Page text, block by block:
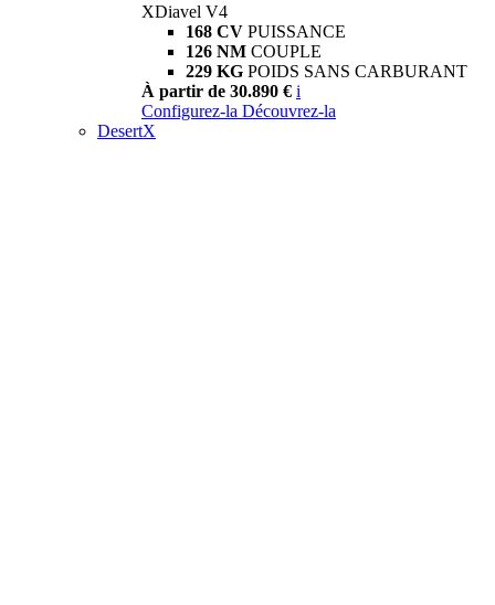
XDiavel V4
168 CV PUISSANCE
126 NM COUPLE
229 KG POIDS SANS CARBURANT
À partir de 30.890 € i
Configurez-la Découvrez-la
DesertX